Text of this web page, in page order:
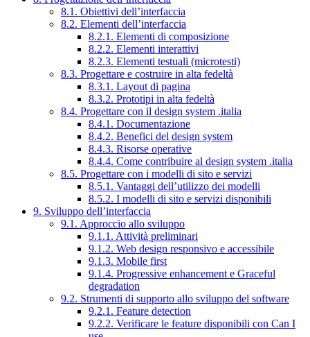
8.1. Obiettivi dell’interfaccia
8.2. Elementi dell’interfaccia
8.2.1. Elementi di composizione
8.2.2. Elementi interattivi
8.2.3. Elementi testuali (microtesti)
8.3. Progettare e costruire in alta fedeltà
8.3.1. Layout di pagina
8.3.2. Prototipi in alta fedeltà
8.4. Progettare con il design system .italia
8.4.1. Documentazione
8.4.2. Benefici del design system
8.4.3. Risorse operative
8.4.4. Come contribuire al design system .italia
8.5. Progettare con i modelli di sito e servizi
8.5.1. Vantaggi dell’utilizzo dei modelli
8.5.2. I modelli di sito e servizi disponibili
9. Sviluppo dell’interfaccia
9.1. Approccio allo sviluppo
9.1.1. Attività preliminari
9.1.2. Web design responsivo e accessibile
9.1.3. Mobile first
9.1.4. Progressive enhancement e Graceful
degradation
9.2. Strumenti di supporto allo sviluppo del software
9.2.1. Feature detection
9.2.2. Verificare le feature disponibili con Can I